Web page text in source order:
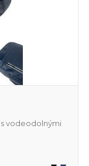
s vodeodolnými